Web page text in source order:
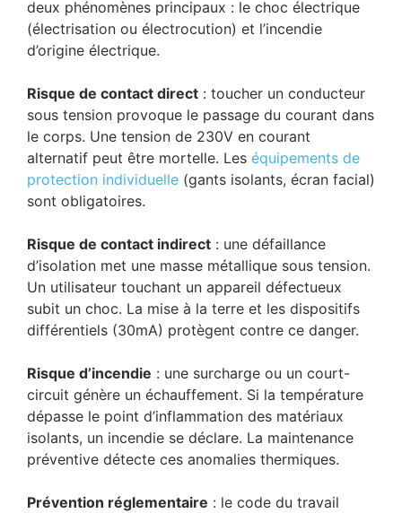
deux phénomènes principaux : le choc électrique
(électrisation ou électrocution) et l’incendie
d’origine électrique.
Risque de contact direct : toucher un conducteur
sous tension provoque le passage du courant dans
le corps. Une tension de 230V en courant
alternatif peut être mortelle. Les équipements de
protection individuelle (gants isolants, écran facial)
sont obligatoires.
Risque de contact indirect : une défaillance
d’isolation met une masse métallique sous tension.
Un utilisateur touchant un appareil défectueux
subit un choc. La mise à la terre et les dispositifs
différentiels (30mA) protègent contre ce danger.
Risque d’incendie : une surcharge ou un court-
circuit génère un échauffement. Si la température
dépasse le point d’inflammation des matériaux
isolants, un incendie se déclare. La maintenance
préventive détecte ces anomalies thermiques.
Prévention réglementaire : le code du travail